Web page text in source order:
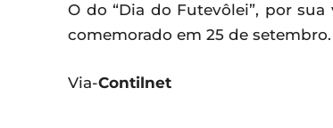
O do “Dia do Futevôlei”, por
comemorado em 25 de setembro.
Via-Contilnet